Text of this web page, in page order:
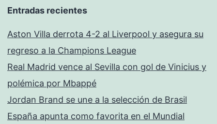
Entradas recientes
Aston Villa derrota 4-2 al Liverpool y asegura su
regreso a la Champions League
Real Madrid vence al Sevilla con gol de Vinicius y
polémica por Mbappé
Jordan Brand se une a la selección de Brasil
España apunta como favorita en el Mundial